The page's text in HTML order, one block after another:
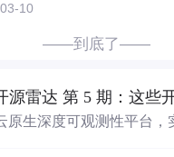
10
——到底了——
原生深度可观测性平台，